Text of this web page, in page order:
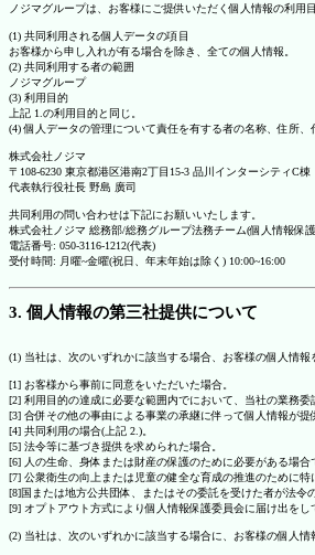
ノジマグループは、お客様にご提供いただく個人情報の利用
(1) 共同利用される個人データの項目
お客様から申し入れが有る場合を除き、全ての個人情報。
(2) 共同利用する者の範囲
ノジマグループ
(3) 利用目的
上記 1.の利用目的と同じ。
(4) 個人データの管理について責任を有する者の名称、住所、
株式会社ノジマ
〒108-6230 東京都港区港南2丁目15-3 品川インターシティC棟
代表執行役社長 野島 廣司
共同利用の問い合わせは下記にお願いいたします。
株式会社ノジマ 総務部/総務グループ法務チーム(個人情報保
電話番号: 050-3116-1212(代表)
受付時間: 月曜~金曜(祝日、年末年始は除く) 10:00~16:00
3. 個人情報の第三社提供について
(1) 当社は、次のいずれかに該当する場合、お客様の個人情
[1] お客様から事前に同意をいただいた場合。
[2] 利用目的の達成に必要な範囲内でにおいて、当社の業務
[3] 合併その他の事由による事業の承継に伴って個人情報が提
[4] 共同利用の場合(上記 2.)。
[5] 法令等に基づき提供を求められた場合。
[6] 人の生命、身体または財産の保護のために必要がある場
[7] 公衆衛生の向上または児童の健全な育成の推進のために
[8]国または地方公共団体、またはその委託を受けた者が法令
[9] オプトアウト方式により個人情報保護委員会に届け出をし
(2) 当社は、次のいずれかに該当する場合に、お客様の個人